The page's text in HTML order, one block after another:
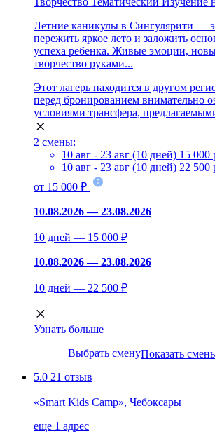
Летние каникулы в Сингулярити —
пережить яркое лето и заложить
успеха ребенка. Живые эмоции,
творчество руками...
Этот лагерь находится в другом
перед бронированием внимательно
условиями трансфера,
2 смены:
10 авг - 23 авг (10 дней) 15 000
10 авг - 23 авг (10 дней) 22 500
от 15 000 ₽
10.08.2026 — 23.08.2026
10 дней — 15 000 ₽
10.08.2026 — 23.08.2026
10 дней — 22 500 ₽
Узнать больше
Выбрать сменуПоказать
5.0 21 отзыв
«Smart Kids Camp», Чебоксары
еще 1 адрес